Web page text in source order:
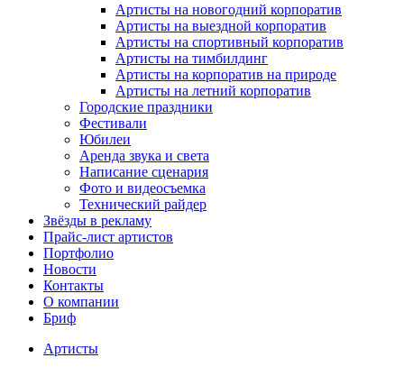
Артисты на новогодний корпоратив
Артисты на выездной корпоратив
Артисты на спортивный корпоратив
Артисты на тимбилдинг
Артисты на корпоратив на природе
Артисты на летний корпоратив
Городские праздники
Фестивали
Юбилеи
Аренда звука и света
Написание сценария
Фото и видеосъемка
Технический райдер
Звёзды в рекламу
Прайс-лист артистов
Портфолио
Новости
Контакты
О компании
Бриф
Артисты